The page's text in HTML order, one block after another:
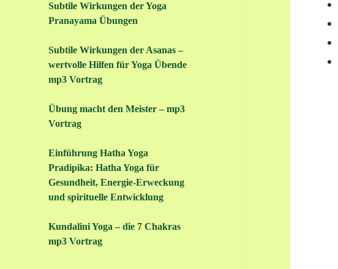
Subtile Wirkungen der Yoga
Pranayama Übungen
Subtile Wirkungen der Asanas –
wertvolle Hilfen für Yoga Übende
mp3 Vortrag
Übung macht den Meister – mp3
Vortrag
Einführung Hatha Yoga
Pradipika: Hatha Yoga für
Gesundheit, Energie-Erweckung
und spirituelle Entwicklung
Kundalini Yoga – die 7 Chakras
mp3 Vortrag